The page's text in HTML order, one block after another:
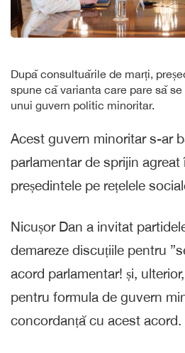
După consultuările de marți,
spune că varianta care pare să
unui guvern politic minoritar.
Acest guvern minoritar s-ar
parlamentar de sprijin agreat
președintele pe rețelele
Nicușor Dan a invitat
demareze discuțiile pentru
acord parlamentar! și,
pentru formula de guvern
concordanță cu acest acord.